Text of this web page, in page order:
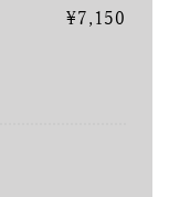
¥7,150